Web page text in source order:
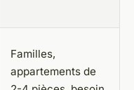
Familles,
appartements de